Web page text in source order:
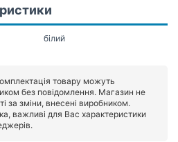
білий
товару можуть
без повідомлення. Магазин не
за зміни, внесені виробником.
важливі для Вас характеристики